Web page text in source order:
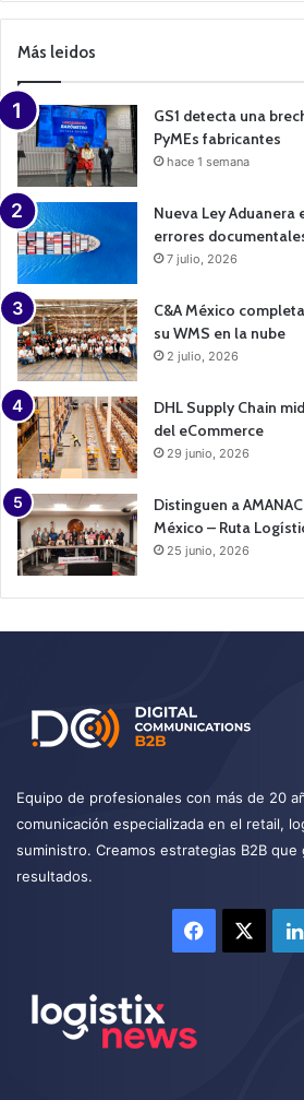
m
a
n
Más leidos
GS1 detecta una
PyMEs fabricantes
hace 1 semana
Nueva Ley
errores
7 julio, 2026
C&A México
su WMS en la nube
2 julio, 2026
DHL Supply Chain
del eCommerce
29 junio, 2026
Distinguen a
México – Ruta
25 junio, 2026
Equipo de profesionales con más de 20
comunicación especializada en el retail,
suministro. Creamos estrategias B2B
resultados.
Facebook